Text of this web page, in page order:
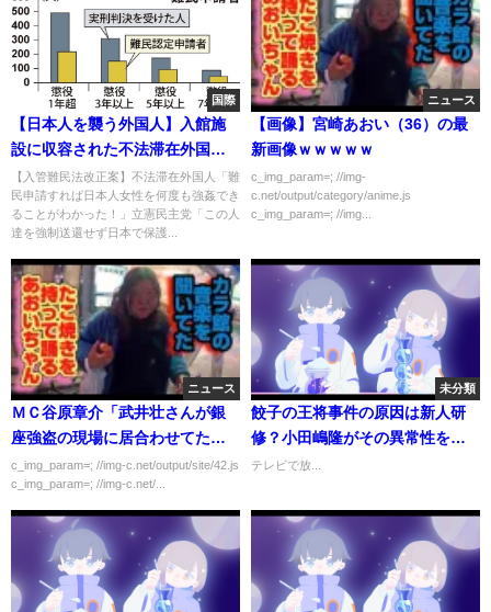
国際
【日本人を襲う外国人】入館施
設に収容された不法滞在外国人
→弁護士や支援者「私が外国人
７８７人の身元保証人になりま
す！」→仮放免で脱走させ１９
【入管難民法改正案】不法滞在外国人「難
民申請すれば日本人女性を何度も強姦でき
ることがわかった！」立憲民主党「この人
達を強制送還せず日本で保護...
ニュース
【画像】宮崎あおい（36）の最
新画像ｗｗｗｗｗ
c_img_param=; //img-
c.net/output/category/anime.js
c_img_param=; //img...
ニュース
ＭＣ谷原章介「武井壮さんが銀
座強盗の現場に居合わせてたら
どうしてました？」武井壮
「え…（困惑）」
c_img_param=; //img-c.net/output/site/42.js
c_img_param=; //img-c.net/...
未分類
餃子の王将事件の原因は新人研
修？小田嶋隆がその異常性を検
証
テレビで放...